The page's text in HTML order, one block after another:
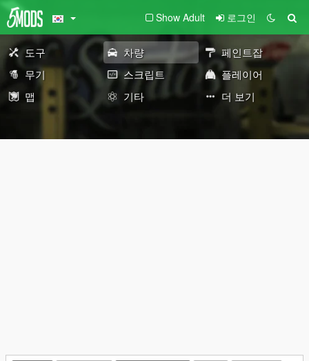
Show Adult 로그인
도구 차량
페인트잡
무기
스크립트
플레이어
맵
기타 더 보기